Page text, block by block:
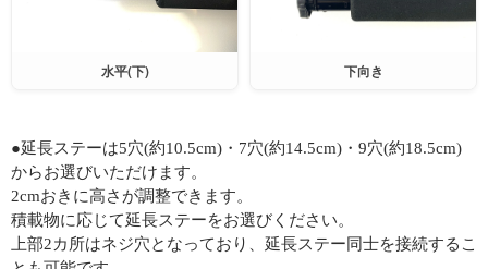
水平(下) 下向き
●延長ステーは5穴(約10.5cm)・7穴(約14.5cm)・9穴(約18.5cm)
からお選びいただけます。
2cmおきに高さが調整できます。
積載物に応じて延長ステーをお選びください。
上部2カ所はネジ穴となっており、延長ステー同士を接続するこ